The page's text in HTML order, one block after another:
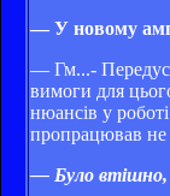
— У новому
— Гм...-
вимоги для
нюансів у
пропрацював не
— Було втішно,